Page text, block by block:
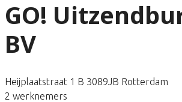
GO!
BV
Heijplaatstraat 1 B 3089JB Rotterdam
2 werknemers